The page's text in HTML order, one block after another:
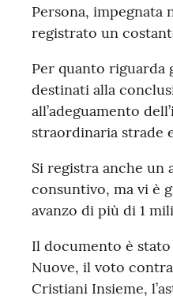
Persona, impegnata
registrato un
Per quanto
destinati alla
all’adeguamento
straordinaria strade
Si registra anche un
consuntivo, ma vi è
avanzo di più di 1
Il documento è
Nuove, il voto
Cristiani Insieme,